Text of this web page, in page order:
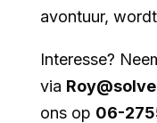
avontuur,
Interesse?
via
ons op 06-